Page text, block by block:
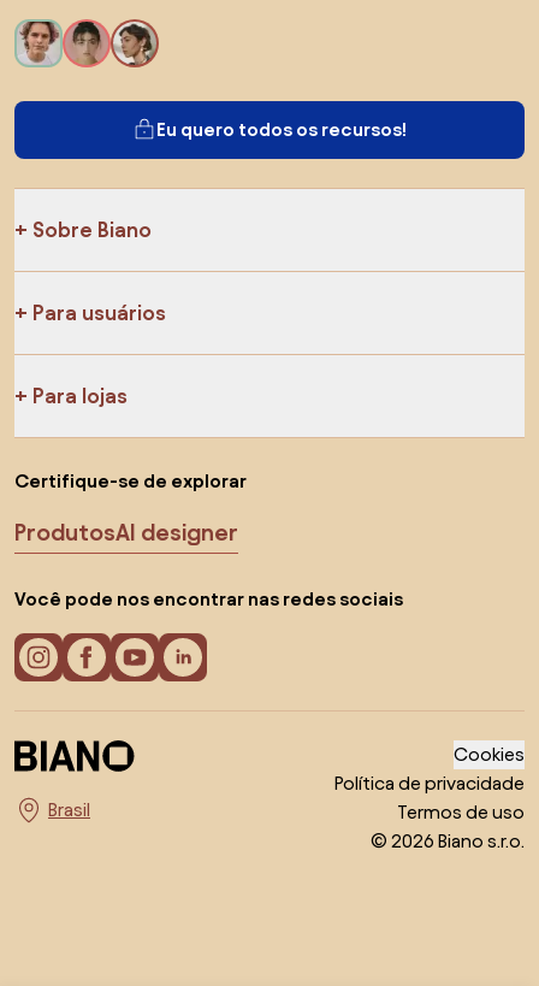
Eu quero todos os recursos!
Sobre Biano
Para usuários
Para lojas
Certifique-se de explorar
ProdutosAI designer
Você pode nos encontrar nas redes sociais
Escolha o país
Cookies
Política de privacidade
Termos de uso
© 2026 Biano s.r.o.